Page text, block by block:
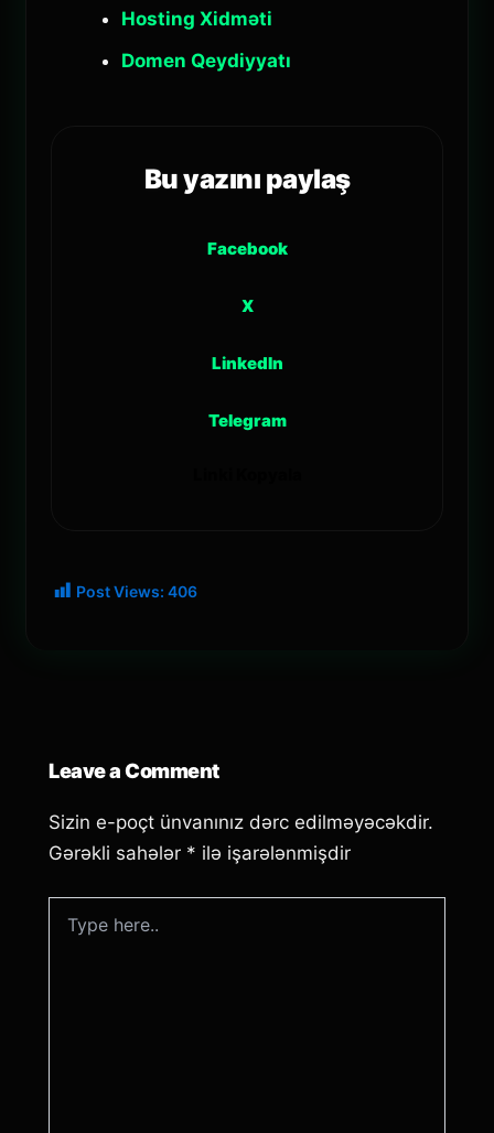
Hosting Xidməti
Domen Qeydiyyatı
Bu yazını paylaş
Facebook
X
LinkedIn
Telegram
Post Views: 406
Leave a Comment
Sizin e-poçt ünvanınız dərc edilməyəcəkdir.
Gərəkli sahələr * ilə işarələnmişdir
here..